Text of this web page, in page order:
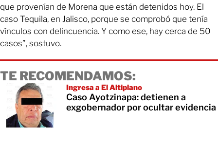
que provenían de Morena que están detenidos hoy. El
caso Tequila, en Jalisco, porque se comprobó que tenía
vínculos con delincuencia. Y como ese, hay cerca de 50
casos”, sostuvo.
TE RECOMENDAMOS:
Ingresa a El Altiplano
Caso Ayotzinapa: detienen a
exgobernador por ocultar evidencia